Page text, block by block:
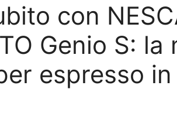
con
Genio S: la
espresso